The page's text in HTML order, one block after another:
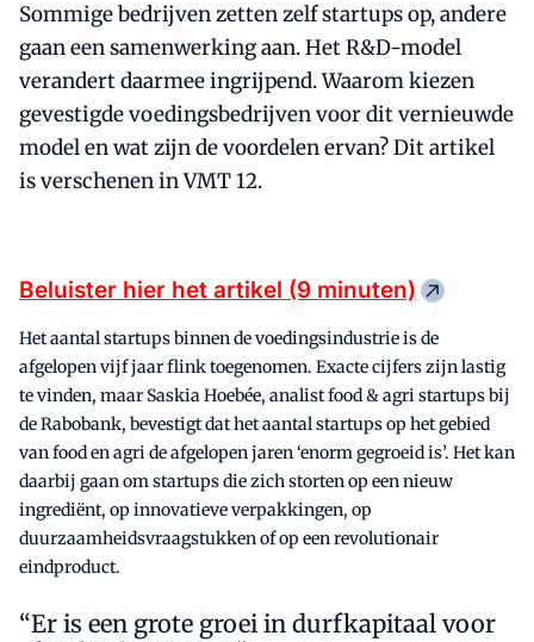
Sommige bedrijven zetten zelf startups op, andere
gaan een samenwerking aan. Het R&D-model
verandert daarmee ingrijpend. Waarom kiezen
gevestigde voedingsbedrijven voor dit vernieuwde
model en wat zijn de voordelen ervan? Dit artikel
is verschenen in VMT 12.
Beluister hier het artikel (9 minuten)
Het aantal startups binnen de voedingsindustrie is de
afgelopen vijf jaar flink toegenomen. Exacte cijfers zijn lastig
te vinden, maar Saskia Hoebée, analist food & agri startups bij
de Rabobank, bevestigt dat het aantal startups op het gebied
van food en agri de afgelopen jaren ‘enorm gegroeid is’. Het kan
daarbij gaan om startups die zich storten op een nieuw
ingrediënt, op innovatieve verpakkingen, op
duurzaamheidsvraagstukken of op een revolutionair
eindproduct.
Er is een grote groei in durfkapitaal voor